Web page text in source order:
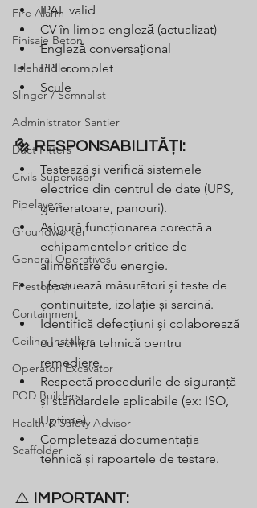
Fire Alarm
Finisaje Beton
Telehandler
Slinger / Semnalist
Administrator Santier
Duct Fitters
Civils Supervisor
Pipelayers
Groundworker
General Operatives
Firestopper
Containment
Ceiling Installers
Operatori Excavator
POD Builders
Health & Safety Advisor
Scaffolder
IPAF valid
CV în limba engleză (actualizat)
Engleză conversațional
PPE complet
Scule
🔩 RESPONSABILITĂȚI:
Testează și verifică sistemele
electrice din centrul de date (UPS,
generatoare, panouri).
Asigură funcționarea corectă a
echipamentelor critice de
alimentare cu energie.
Efectuează măsurători și teste de
continuitate, izolație și sarcină.
Identifică defecțiuni și colaborează
cu echipa tehnică pentru
remediere.
Respectă procedurile de siguranță
și standardele aplicabile (ex: ISO,
Uptime).
Completează documentația
tehnică și rapoartele de testare.
⚠️ IMPORTANT: